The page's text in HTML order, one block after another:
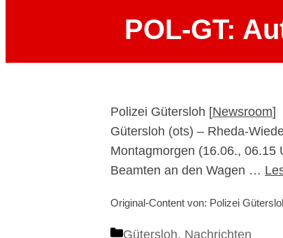
POL-GT:
Polizei Gütersloh [Newsroom]
Gütersloh (ots) – Rheda-
Montagmorgen (16.06., 06.15
Beamten an den Wagen …
Original-Content von: Polizei
Kategorien
Gütersloh, Nachrichten